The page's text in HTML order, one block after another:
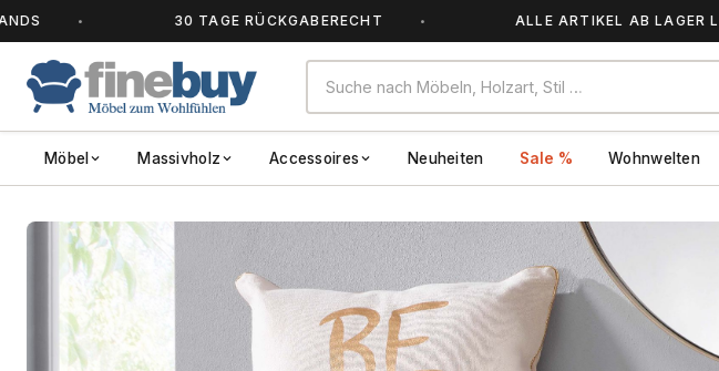
30 TAGE RÜCKGABERECHT ALLE ARTIKEL AB LAGER
Möbel Massivholz Accessoires Neuheiten Sale % Wohnwelten